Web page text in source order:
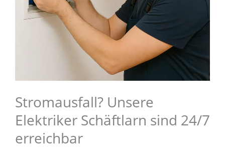
Stromausfall? Unsere
Elektriker Schäftlarn sind 24/7
erreichbar